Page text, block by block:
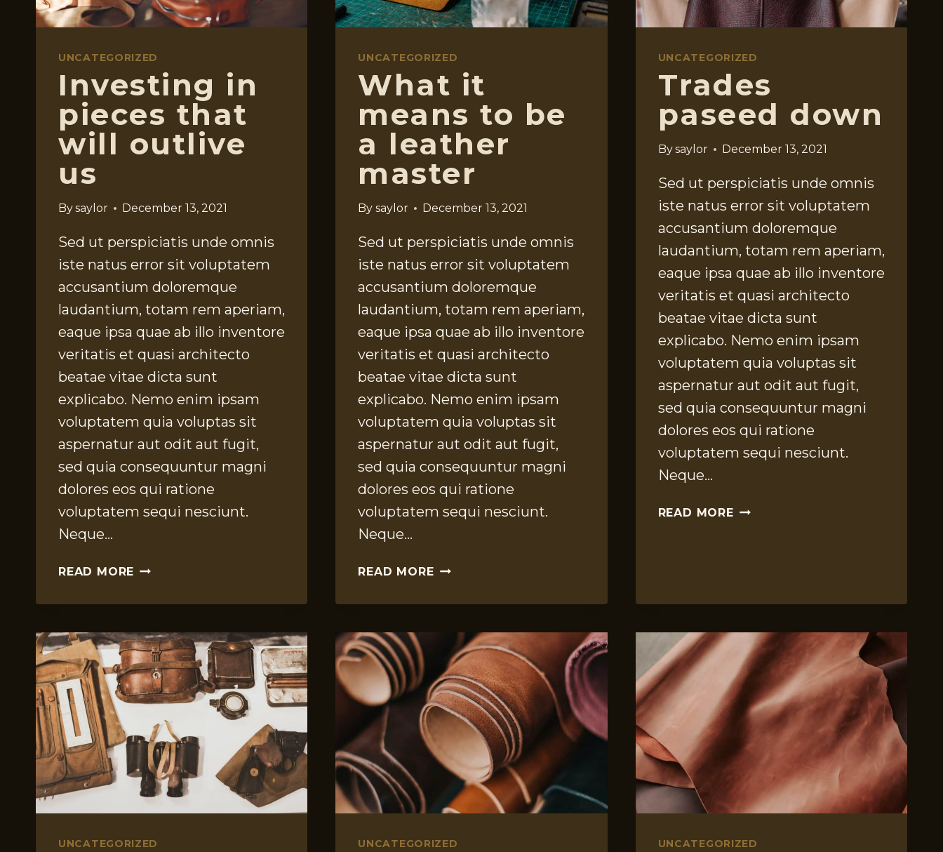
UNCATEGORIZED
Investing in
pieces that
will outlive
us
Bysaylor December 13, 2021
Sed ut perspiciatis unde omnis
iste natus error sit voluptatem
accusantium doloremque
laudantium, totam rem aperiam,
eaque ipsa quae ab illo inventore
veritatis et quasi architecto
beatae vitae dicta sunt
explicabo. Nemo enim ipsam
voluptatem quia voluptas sit
aspernatur aut odit aut fugit,
sed quia consequuntur magni
dolores eos qui ratione
voluptatem sequi nesciunt.
Neque…
READ MORE INVESTING
PIECES
WILL
OUTLIVE
US
UNCATEGORIZED
What it
means to be
a leather
master
By saylor December 13, 2021
Sed ut perspiciatis unde omnis
iste natus error sit voluptatem
accusantium doloremque
laudantium, totam rem aperiam,
eaque ipsa quae ab illo inventore
veritatis et quasi architecto
beatae vitae dicta sunt
explicabo. Nemo enim ipsam
voluptatem quia voluptas sit
aspernatur aut odit aut fugit,
sed quia consequuntur magni
dolores eos qui ratione
voluptatem sequi nesciunt.
Neque…
READ MOREWHAT
MEANS
LEATHER
MASTER
UNCATEGORIZED
Trades
paseed down
Bysaylor December 13, 2021
Sed ut perspiciatis unde omnis
iste natus error sit voluptatem
accusantium doloremque
laudantium, totam rem aperiam,
eaque ipsa quae ab illo inventore
veritatis et quasi architecto
beatae vitae dicta sunt
explicabo. Nemo enim ipsam
voluptatem quia voluptas sit
aspernatur aut odit aut fugit,
sed quia consequuntur magni
dolores eos qui ratione
voluptatem sequi nesciunt.
Neque…
READ MORETRADES
UNCATEGORIZED UNCATEGORIZED UNCATEGORIZED